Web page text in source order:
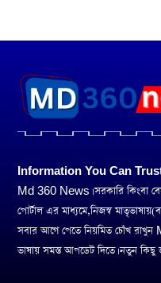
Information You Can
Md 360 News। সরকারি কিংবা
পোর্টাল এর মাধ্যমে,নিজস্ব
সবার আগে পেতে নিয়মিত চোঁখ রাখুন
ভাষায় সমস্ত আপডেট দিতে। নতুন